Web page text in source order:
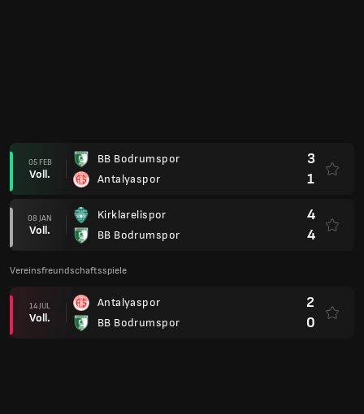
05 FEB
Voll.
BB Bodrumspor
Antalyaspor
3
1
08 JAN
Voll.
Kirklarelispor
BB Bodrumspor
4
4
Vereinsfreundschaftsspiele
14 JUL
Voll.
Antalyaspor
BB Bodrumspor
2
0